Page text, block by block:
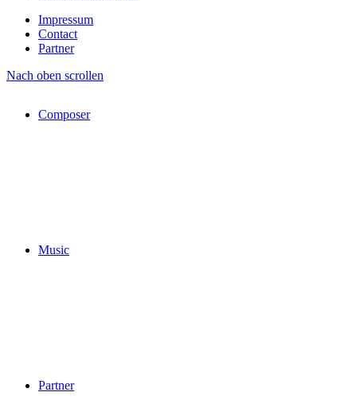
Composer
Music
Partner
Impressum
Contact
Partner
Nach oben scrollen